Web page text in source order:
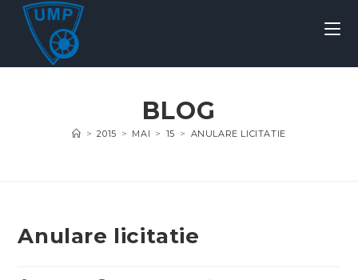
BLOG
> 2015 > MAI > 15 > ANULARE LICITATIE
Anulare licitatie